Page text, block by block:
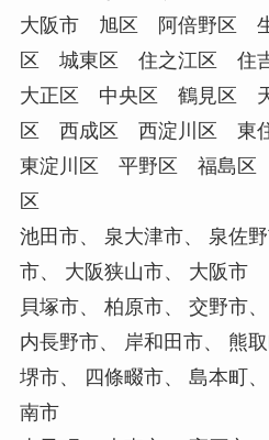
大阪市 旭区 阿倍野区
区 城東区 住之江区 住
大正区 中央区 鶴見区
区 西成区 西淀川区 東
東淀川区 平野区 福島
区
池田市、 泉大津市、 泉佐
市、 大阪狭山市、 大阪市
貝塚市、 柏原市、 交野市
内長野市、 岸和田市、 熊取
堺市、 四條畷市、 島本町
南市